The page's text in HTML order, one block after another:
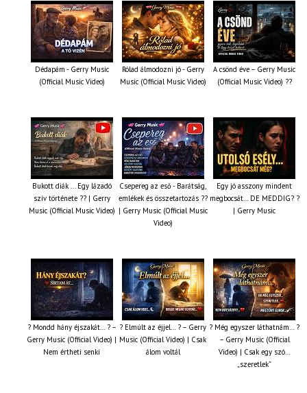
Dédapám - Gerry Music
(Official Music Video)
Rólad álmodozni jó - Gerry
Music (Official Music Video)
A csönd éve – Gerry Music
(Official Music Video) ??
Bukott diák ... Egy lázadó
szív története ?? | Gerry
Music (Official Music Video)
Csepereg az eső - Barátság,
emlékek és összetartozás ?️?
| Gerry Music (Official Music
Video)
Egy jó asszony mindent
megbocsát… DE MEDDIG? ?
| Gerry Music
? Mondd hány éjszakát… ? –
Gerry Music (Official Video) |
Nem értheti senki
? Elmúlt az éjjel… ? – Gerry
Music (Official Video) | Csak
álom voltál
? Még egyszer láthatnám… ?
– Gerry Music (Official
Video) | Csak egy szó…
„szeretlek”